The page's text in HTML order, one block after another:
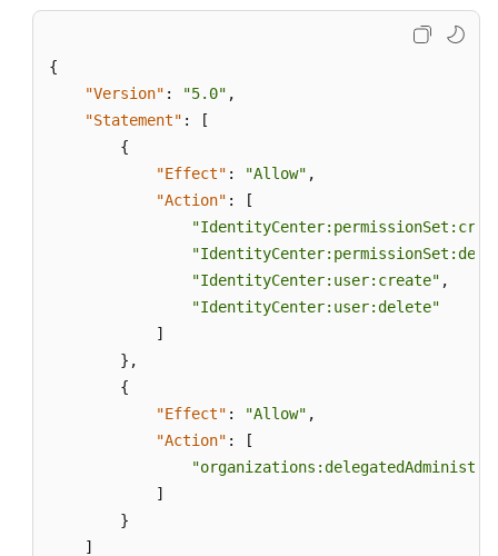
{
"Version" : "5.0" ,
"Statement" :
[
{
"Effect" : "Allow" ,
"Action" :
[
"IdentityCenter:user:create" ,
"IdentityCenter:user:delete"
]
} ,
{
"Effect" : "Allow" ,
"Action" :
[
]
}
]